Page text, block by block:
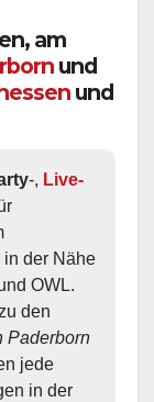
am
und
und
-, Live-
der Nähe
OWL.
den
Paderborn
jede
in der